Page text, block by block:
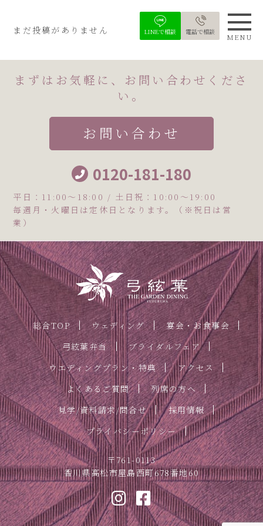
LINEで相談 電話で相談
MENU
まだ投稿がありません
まずはお気軽に、お問い合わせくださ
い。
お問い合わせ
0120-181-180
平日：11:00〜18:00 / 土日祝：10:00〜19:00
毎週月・火曜日は定休日となります。（※祝日は営
業）
総合TOP ウェディング
宴会・お食事会
弓絃葉弁当
ブライダルフェア
ウエディングプラン・特典
アクセス
よくあるご質問
列席の方へ
見学/資料請求/問合せ
採用情報
プライバシーポリシー
〒761-0113
香川県高松市屋島西町678番地60